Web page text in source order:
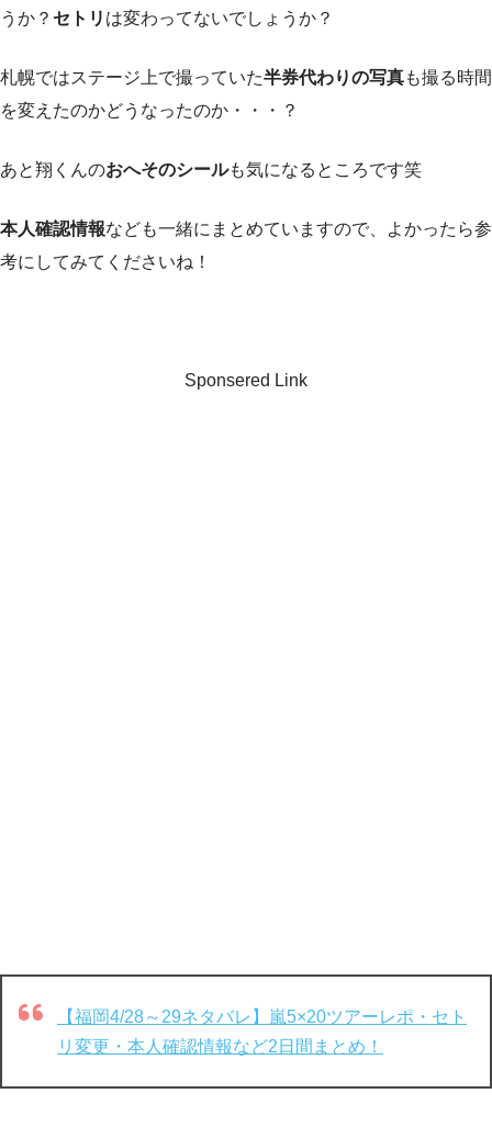
うか？ セトリ は変わってないでしょうか？
札幌ではステージ上で撮っていた半券代わりの写真も撮る時間
を変えたのかどうなったのか・・・？
あと翔くんのおへそのシールも気になるところです笑
本人確認情報なども一緒にまとめていますので、よかったら参
考にしてみてくださいね！
Sponsered Link
【福岡4/28～29ネタバレ】嵐5×20ツアーレポ・セト
リ変更・本人確認情報など2日間まとめ！